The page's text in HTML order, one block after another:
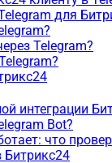
для
Telegram?
интеграции
Bot?
что
Битрикс24